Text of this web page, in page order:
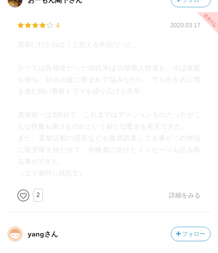
4 2020.03.17
選挙に行かねば！と思える作品だった。
かつては高校生だった30代半ばの登場人物達も、今は家庭
を持ち、社会の波に揉まれて悩みながら、でも志を共に突
き進む熱い青春ドラマを繰り広げる良作。
真保裕一は3作目で、これまではアクションものだったがこ
んな作風も書けるのかという新たな驚きを発見できた。
また、選挙活動の背景などを徹底調査してる事がこの作品
に現実味を持たせて、有権者に向けたメッセージも読み取
る事ができた。
（上下巻同じ感想文）
2 詳細をみる
yangさん フォロー